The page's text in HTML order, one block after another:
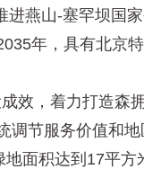
山-塞罕坝国
年，具有北京
，着力打造森
节服务价值和
面积达到17平方